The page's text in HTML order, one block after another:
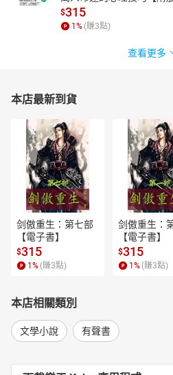
書】
$315
1% (賺3點)
查看更多
本店最新到貨
剑傲重生：第七部
【電子書】
$315
1 % (賺3點)
剑傲重生：
【電子書】
$315
1 % (賺3點)
本店相關類別
文學小說 有聲書